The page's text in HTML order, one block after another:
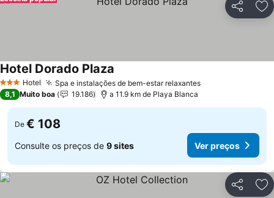
Partilhar
3 EstrelasHotel Spa e instalações de bem-estar relaxantes
Hotel Dorado Plaza
8,1 Muito boa 19.186 a 11.9 km de Playa Blanca
De € 108
Consulte os preços de 9 sites Ver preços
Partilhar